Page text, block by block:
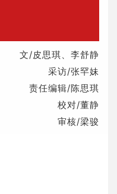
文/皮思琪、李舒静
采访/张罕妹
责任编辑/陈思琪
校对/董静
审核/梁骏